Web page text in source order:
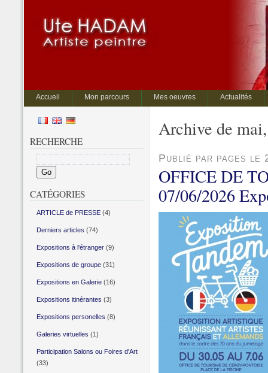
Accueil Mon parcours Mes oeuvres Actualités
Archive de
Publié par pages le
OFFICE DE
07/06/2026
RECHERCHE
CATÉGORIES
ARTICLE de PRESSE(4)
Derniers articles (74)
Expositions à l'étranger(9)
Expositions de groupe(31)
Expositions en Galerie(16)
Expositions itinérantes (3)
Expositions personelles (8)
Galeries virtuelles (1)
Participation Salons ou Foires d'Art
(33)